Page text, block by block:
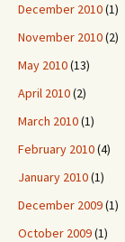
December 2010(1)
November 2010(2)
May 2010(13)
April 2010(2)
March 2010(1)
February 2010(4)
January 2010(1)
December 2009(1)
October 2009(1)